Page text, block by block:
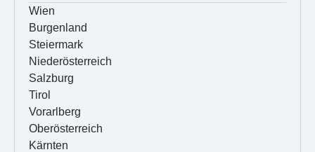
Wien
Burgenland
Steiermark
Niederösterreich
Salzburg
Tirol
Vorarlberg
Oberösterreich
Kärnten